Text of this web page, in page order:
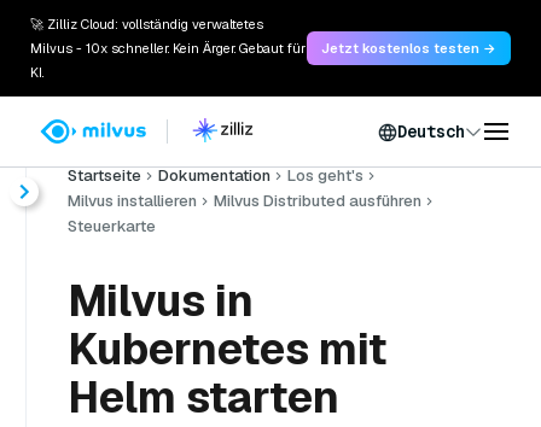
🚀 Zilliz Cloud: vollständig verwaltetes
Milvus - 10x schneller. Kein Ärger. Gebaut für
KI.
Jetzt kostenlos testen →
Deutsch
Startseite Dokumentation
Los geht's
Milvus installieren
Milvus Distributed ausführen
Steuerkarte
Milvus in
Kubernetes mit
Helm starten